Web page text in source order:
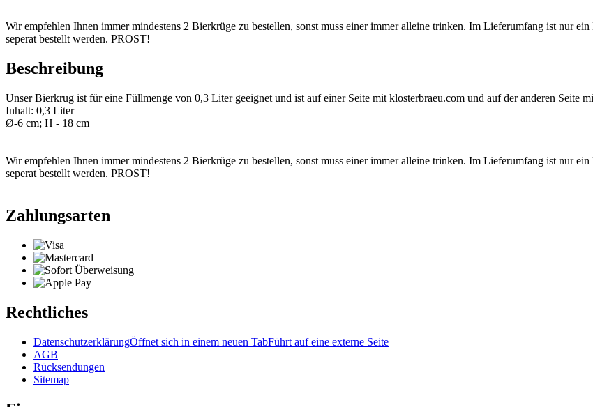
Wir empfehlen Ihnen immer mindestens 2 Bierkrüge zu bestellen, sonst muss einer immer alleine trinken. Im Lieferumfang ist nur
seperat bestellt werden. PROST!
Beschreibung
Unser Bierkrug ist für eine Füllmenge von 0,3 Liter geeignet und ist auf einer Seite mit klosterbraeu.com und auf der anderen Seite
Inhalt: 0,3 Liter
Ø-6 cm; H - 18 cm
Wir empfehlen Ihnen immer mindestens 2 Bierkrüge zu bestellen, sonst muss einer immer alleine trinken. Im Lieferumfang ist nur
seperat bestellt werden. PROST!
Zahlungsarten
Rechtliches
DatenschutzerklärungÖffnet sich in einem neuen TabFührt auf eine externe Seite
AGB
Rücksendungen
Sitemap